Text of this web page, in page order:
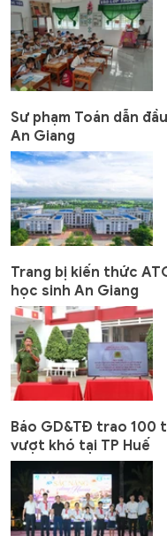
Sư phạm Toán dẫn
An Giang
Trang bị kiến thức
học sinh An Giang
Báo GD&TĐ trao 100
vượt khó tại TP Huế